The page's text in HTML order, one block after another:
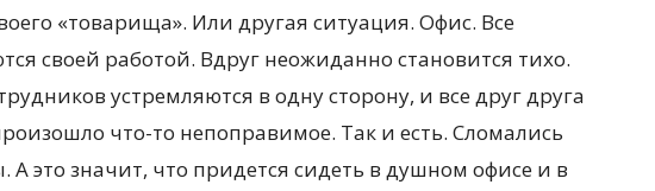
«товарища». Или другая ситуация. Офис. Все
своей работой. Вдруг неожиданно становится тихо.
устремляются в одну сторону, и все друг друга
что-то непоправимое. Так и есть. Сломались
это значит, что придется сидеть в душном офисе и в